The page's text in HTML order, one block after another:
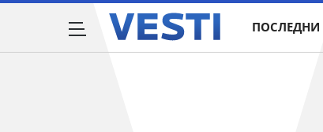
ПОСЛЕДНИ